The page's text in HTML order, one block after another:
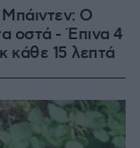
Ο
οστά - Έπινα 4
κάθε 15 λεπτά